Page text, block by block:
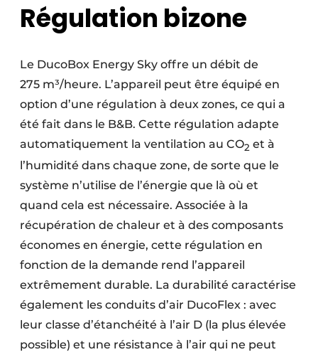
Régulation bizone
Le DucoBox Energy Sky offre un débit de
275 m³/heure. L’appareil peut être équipé en
option d’une régulation à deux zones, ce qui a
été fait dans le B&B. Cette régulation adapte
automatiquement la ventilation au CO2 et à
l’humidité dans chaque zone, de sorte que le
système n’utilise de l’énergie que là où et
quand cela est nécessaire. Associée à la
récupération de chaleur et à des composants
économes en énergie, cette régulation en
fonction de la demande rend l’appareil
extrêmement durable. La durabilité caractérise
également les conduits d’air DucoFlex : avec
leur classe d’étanchéité à l’air D (la plus élevée
possible) et une résistance à l’air qui ne peut